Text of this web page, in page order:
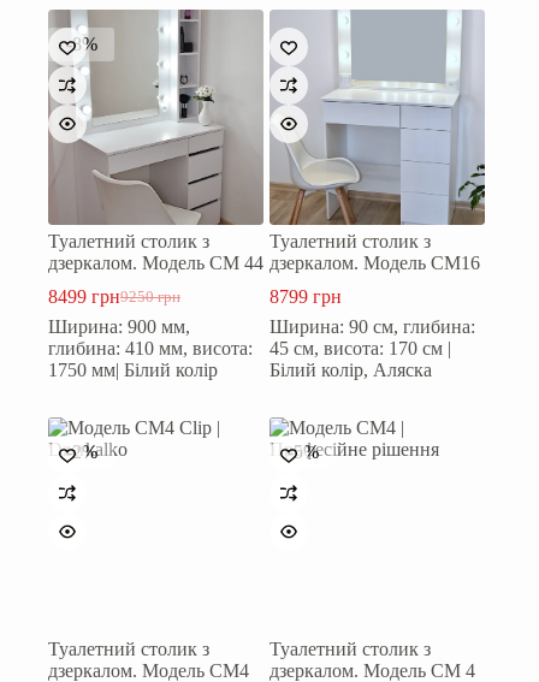
-8%
Туалетний столик з
дзеркалом. Модель СМ 44
9250грн
Оригінальна
ціна:
9250 грн.
8499 грнПоточна
ціна:
8499 грн.
Ширина: 900 мм,
глибина: 410 мм, висота:
1750 мм| Білий колір
Туалетний столик з
дзеркалом. Модель СМ16
8799грн
Ширина: 90 см, глибина:
45 см, висота: 170 см |
Білий колір, Аляска
-2%
Туалетний столик з
дзеркалом. Модель СМ4
-5%
Туалетний столик з
дзеркалом. Модель СМ 4